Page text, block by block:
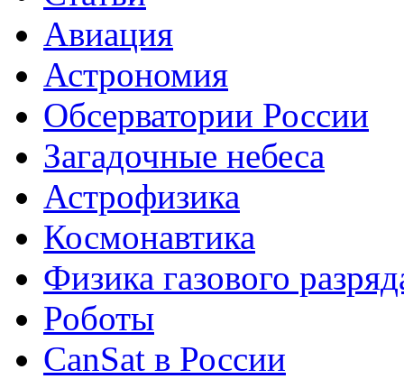
Авиация
Астрономия
Обсерватории России
Загадочные небеса
Астрофизика
Космонавтика
Физика газового
Роботы
CanSat в России